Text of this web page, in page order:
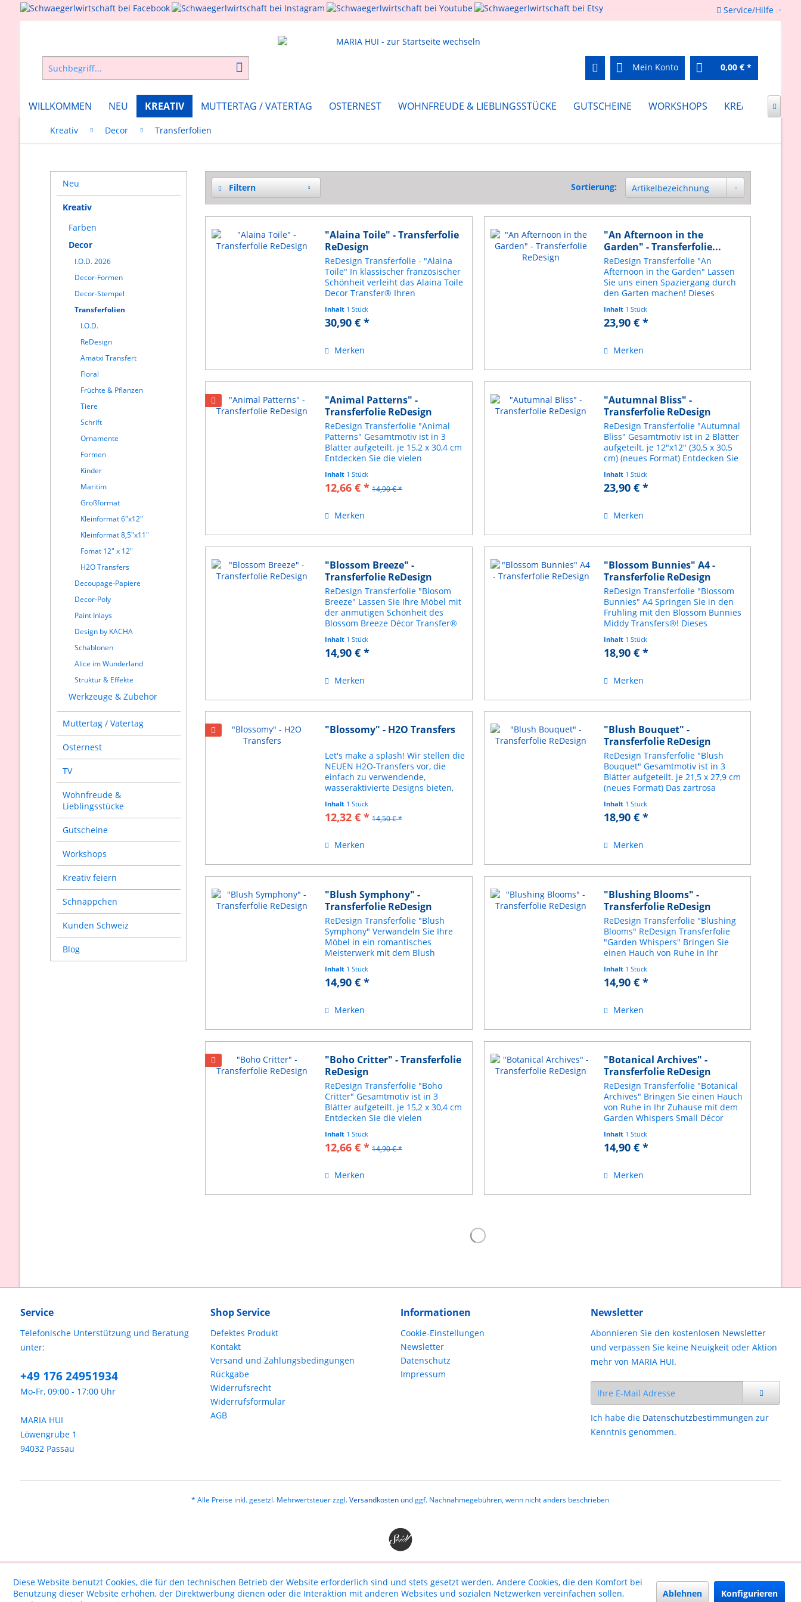
Service/Hilfe
Mein Konto 0,00 € *
WILLKOMMEN NEU KREATIV MUTTERTAG / VATERTAG OSTERNEST WOHNFREUDE & LIEBLINGSSTÜCKE GUTSCHEINE WORKSHOPS KREATIV FEIERN

Kreativ Decor Transferfolien
Neu
Kreativ
Farben
Decor
I.O.D. 2026
Decor-Formen
Decor-Stempel
Transferfolien
I.O.D.
ReDesign
Amatxi Transfert
Floral
Früchte & Pflanzen
Tiere
Schrift
Ornamente
Formen
Kinder
Maritim
Großformat
Kleinformat 6"x12"
Kleinformat 8,5"x11"
Fomat 12" x 12"
H2O Transfers
Decoupage-Papiere
Decor-Poly
Paint Inlays
Design by KACHA
Schablonen
Alice im Wunderland
Struktur & Effekte
Werkzeuge & Zubehör
Muttertag / Vatertag
Osternest
TV
Wohnfreude &
Lieblingsstücke
Gutscheine
Workshops
Kreativ feiern
Schnäppchen
Kunden Schweiz
Blog
Filtern Sortierung:
"Alaina Toile" - Transferfolie
ReDesign
ReDesign Transferfolie - "Alaina
Toile" In klassischer französischer
Schönheit verleiht das Alaina Toile
Decor Transfer® Ihren
klassischen Touch. Größe
Gesamtmotiv: ca. 60 x 88 cm Um
Inhalt 1 Stück
30,90 € *
Merken
"An Afternoon in the
Garden" - Transferfolie...
ReDesign Transferfolie "An
Afternoon in the Garden" Lassen
Sie uns einen Spaziergang durch
den Garten machen! Dieses
aus wunderschönen Blumen und
Insekten, die alle Ihre Werke
Inhalt 1 Stück
23,90 € *
Merken
"Animal Patterns" -
Transferfolie ReDesign
ReDesign Transferfolie "Animal
Patterns" Gesamtmotiv ist in 3
Blätter aufgeteilt. je 15,2 x 30,4 cm
Entdecken Sie die vielen
ReDesign Dekor-Transfers zu
verwandeln. Außergewöhnlich
Inhalt 1 Stück
12,66 € * 14,90 € *
Merken
"Autumnal Bliss" -
Transferfolie ReDesign
ReDesign Transferfolie "Autumnal
Bliss" Gesamtmotiv ist in 2 Blätter
aufgeteilt. je 12"x12" (30,5 x 30,5
cm) (neues Format) Entdecken Sie
Zuhause mit ReDesign Dekor-
Transfers zu verwandeln.
Inhalt 1 Stück
23,90 € *
Merken
"Blossom Breeze" -
Transferfolie ReDesign
ReDesign Transferfolie "Blosom
Breeze" Lassen Sie Ihre Möbel mit
der anmutigen Schönheit des
Blossom Breeze Décor Transfer®
Pfingstrosen und zarte Blätter
tanzen über dieses 3-Blatt-Set
Inhalt 1 Stück
14,90 € *
Merken
"Blossom Bunnies" A4 -
Transferfolie ReDesign
ReDesign Transferfolie "Blossom
Bunnies" A4 Springen Sie in den
Frühling mit den Blossom Bunnies
Middy Transfers®! Dieses
von charmanten Designs, die
perfekt für Ostern und
Inhalt 1 Stück
18,90 € *
Merken
"Blossomy" - H2O Transfers
Let's make a splash! Wir stellen die
NEUEN H2O-Transfers vor, die
einfach zu verwendende,
wasseraktivierte Designs bieten,
verwendet werden können!
Erhältlich in zehn wunderschönen
Inhalt 1 Stück
12,32 € * 14,50 € *
Merken
"Blush Bouquet" -
Transferfolie ReDesign
ReDesign Transferfolie "Blush
Bouquet" Gesamtmotiv ist in 3
Blätter aufgeteilt. je 21,5 x 27,9 cm
(neues Format) Das zartrosa
wunderbares Transferdesign, mit
dem Sie besondere Partien auf
Inhalt 1 Stück
18,90 € *
Merken
"Blush Symphony" -
Transferfolie ReDesign
ReDesign Transferfolie "Blush
Symphony" Verwandeln Sie Ihre
Möbel in ein romantisches
Meisterwerk mit dem Blush
Diese atemberaubenden Rosen in
sanftem Blush und Creme wirken,
Inhalt 1 Stück
14,90 € *
Merken
"Blushing Blooms" -
Transferfolie ReDesign
ReDesign Transferfolie "Blushing
Blooms" ReDesign Transferfolie
"Garden Whispers" Bringen Sie
einen Hauch von Ruhe in Ihr
Whispers Small Décor Transfer®.
Dieses wunderschöne Set
besticht...
Inhalt 1 Stück
14,90 € *
Merken
"Boho Critter" - Transferfolie
ReDesign
ReDesign Transferfolie "Boho
Critter" Gesamtmotiv ist in 3
Blätter aufgeteilt. je 15,2 x 30,4 cm
Entdecken Sie die vielen
ReDesign Dekor-Transfers zu
verwandeln. Außergewöhnlich
Inhalt 1 Stück
12,66 € * 14,90 € *
Merken
"Botanical Archives" -
Transferfolie ReDesign
ReDesign Transferfolie "Botanical
Archives" Bringen Sie einen Hauch
von Ruhe in Ihr Zuhause mit dem
Garden Whispers Small Décor
Set bestehend aus 3 Blättern
besticht durch zarte Blautöne,
Inhalt 1 Stück
14,90 € *
Merken
Service
Telefonische Unterstützung und Beratung
unter:
+49 176 24951934
Mo-Fr, 09:00 - 17:00 Uhr
MARIA HUI
Löwengrube 1
94032 Passau
Shop Service
Defektes Produkt
Kontakt
Versand und Zahlungsbedingungen
Rückgabe
Widerrufsrecht
Widerrufsformular
AGB
Informationen
Cookie-Einstellungen
Newsletter
Datenschutz
Impressum
Newsletter
Abonnieren Sie den kostenlosen Newsletter
und verpassen Sie keine Neuigkeit oder Aktion
mehr von MARIA HUI.
Ich habe die Datenschutzbestimmungen zur
Kenntnis genommen.
* Alle Preise inkl. gesetzl. Mehrwertsteuer zzgl.Versandkosten und ggf. Nachnahmegebühren, wenn nicht anders beschrieben
Diese Website benutzt Cookies, die für den technischen Betrieb der Website erforderlich sind und stets gesetzt werden. Andere Cookies, die den Komfort bei
Benutzung dieser Website erhöhen, der Direktwerbung dienen oder die Interaktion mit anderen Websites und sozialen Netzwerken vereinfachen sollen,
Ablehnen Konfigurieren